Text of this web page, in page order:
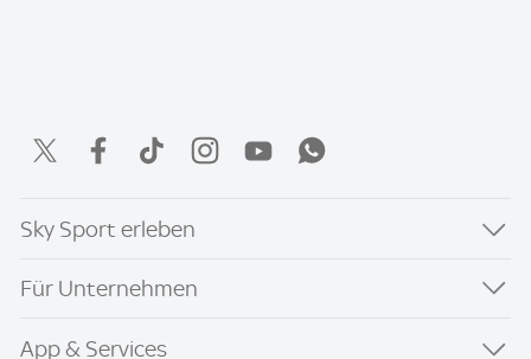
Sky Sport erleben
Für Unternehmen
App & Services